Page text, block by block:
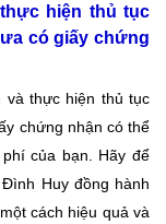
hiện thủ tục
có giấy chứng
và thực hiện thủ tục
chứng nhận có thể
của bạn. Hãy để
Huy đồng hành
cách hiệu quả và